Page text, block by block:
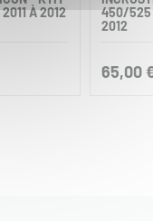
À 2012
450/525
2012
65,00